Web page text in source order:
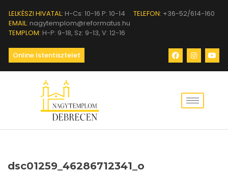
LELKÉSZI HIVATAL: H-Cs: 10-16 P: 10-14 TELEFON: +36-52/614-160
EMAIL: nagytemplom@reformatus.hu
TEMPLOM: H-P: 9-18, Sz: 9-13, V: 12-16
Online Istentisztelet
dsc01259_46286712341_o